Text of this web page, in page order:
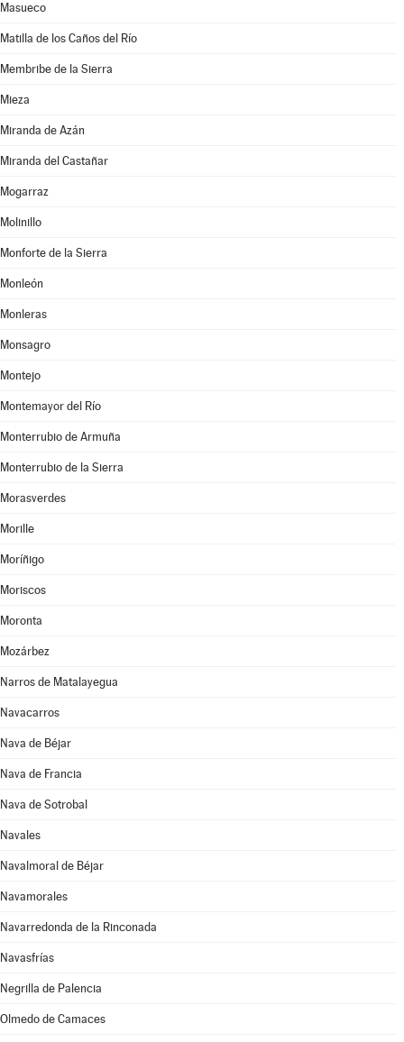
Masueco
Matilla de los Caños del Río
Membribe de la Sierra
Mieza
Miranda de Azán
Miranda del Castañar
Mogarraz
Molinillo
Monforte de la Sierra
Monleón
Monleras
Monsagro
Montejo
Montemayor del Río
Monterrubio de Armuña
Monterrubio de la Sierra
Morasverdes
Morille
Moríñigo
Moriscos
Moronta
Mozárbez
Narros de Matalayegua
Navacarros
Nava de Béjar
Nava de Francia
Nava de Sotrobal
Navales
Navalmoral de Béjar
Navamorales
Navarredonda de la Rinconada
Navasfrías
Negrilla de Palencia
Olmedo de Camaces